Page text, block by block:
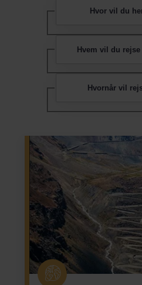
Hvor vil du
Hvem vil du rejse
Hvornår vil